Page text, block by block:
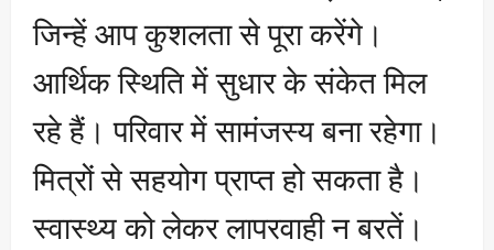
जिन्हें आप कुशलता से पूरा करेंगे।
आर्थिक स्थिति में सुधार के संकेत मिल
रहे हैं। परिवार में सामंजस्य बना रहेगा।
मित्रों से सहयोग प्राप्त हो सकता है।
स्वास्थ्य को लेकर लापरवाही न बरतें।